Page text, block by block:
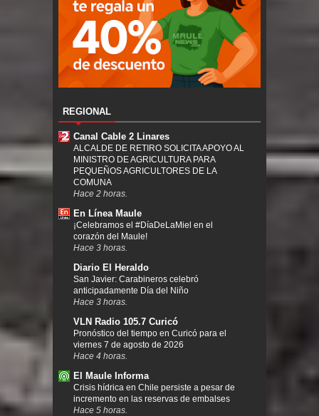
REGIONAL
Canal Cable 2 Linares
ALCALDE DE RETIRO SOLICITA APOYO AL
MINISTRO DE AGRICULTURA PARA
PEQUEÑOS AGRICULTORES DE LA
COMUNA
Hace 2 horas.
En Línea Maule
¡Celebramos el #DíaDeLaMiel en el
corazón del Maule!
Hace 3 horas.
Diario El Heraldo
San Javier: Carabineros celebró
anticipadamente Día del Niño
Hace 3 horas.
VLN Radio 105.7 Curicó
Pronóstico del tiempo en Curicó para el
viernes 7 de agosto de 2026
Hace 4 horas.
El Maule Informa
Crisis hídrica en Chile persiste a pesar de
incremento en las reservas de embalses
Hace 5 horas.